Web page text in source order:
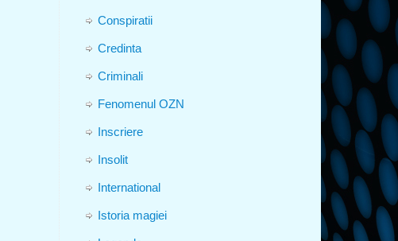
Conspiratii
Credinta
Criminali
Fenomenul OZN
Inscriere
Insolit
International
Istoria magiei